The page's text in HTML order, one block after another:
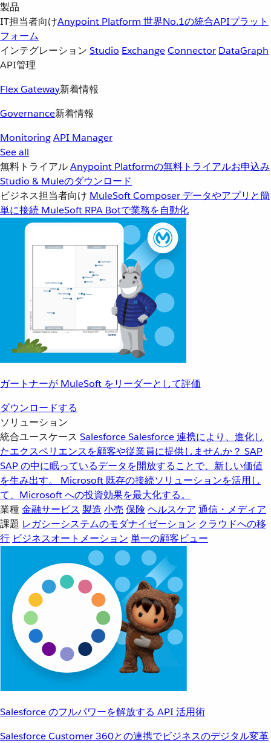
製品
IT担当者向けAnypoint Platform 世界No.1の統合APIプラット
フォーム
インテグレーション Studio ExchangeConnector DataGraph
API管理
Flex Gateway新着情報
Governance新着情報
MonitoringAPI Manager
See all
無料トライアルAnypoint Platformの無料トライアルお申込み
Studio & Muleのダウンロード
ビジネス担当者向け MuleSoft Composer データやアプリと簡
単に接続 MuleSoft RPA Botで業務を自動化
ガートナーが MuleSoft をリーダーとして評価
ダウンロードする
ソリューション
統合ユースケース SalesforceSalesforce 連携により、進化し
たエクスペリエンスを顧客や従業員に提供しませんか？ SAP
SAP の中に眠っているデータを開放することで、新しい価値
を生み出す。
Microsoft 既存の接続ソリューションを活用し
て、Microsoft への投資効果を最大化する。
業種金融サービス 製造 小売 保険 ヘルスケア 通信・メディア
課題 レガシーシステムのモダナイゼーション クラウドへの移
行 ビジネスオートメーション 単一の顧客ビュー
Salesforce のフルパワーを解放する API 活用術
Salesforce Customer 360との連携でビジネスのデジタル変革